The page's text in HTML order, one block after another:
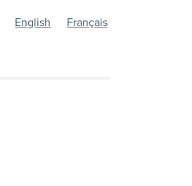
English Français